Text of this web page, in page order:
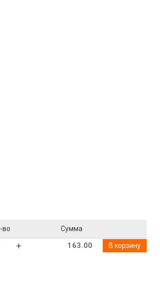
во Сумма
163.00 В корзину